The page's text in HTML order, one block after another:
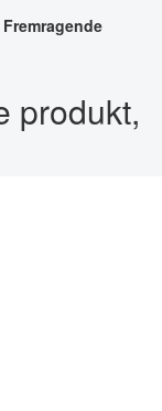
Fremragende
produkt,